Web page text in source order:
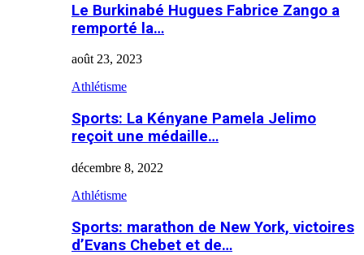
Le Burkinabé Hugues Fabrice Zango a
remporté la…
août 23, 2023
Athlétisme
Sports: La Kényane Pamela Jelimo
reçoit une médaille…
décembre 8, 2022
Athlétisme
Sports: marathon de New York, victoires
d’Evans Chebet et de…